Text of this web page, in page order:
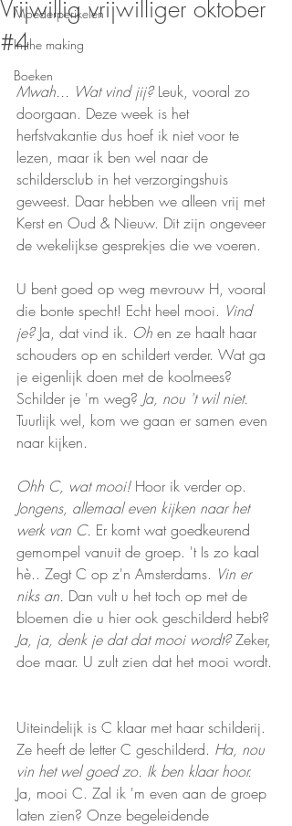
Moederperikelen
In the making
Boeken
Vrijwillig vrijwilliger oktober
#4
Mwah... Wat vind jij? Leuk, vooral zo
doorgaan. Deze week is het
herfstvakantie dus hoef ik niet voor te
lezen, maar ik ben wel naar de
schildersclub in het verzorgingshuis
geweest. Daar hebben we alleen vrij met
Kerst en Oud & Nieuw. Dit zijn ongeveer
de wekelijkse gesprekjes die we voeren.
U bent goed op weg mevrouw H, vooral
die bonte specht! Echt heel mooi. Vind
je? Ja, dat vind ik. Oh en ze haalt haar
schouders op en schildert verder. Wat ga
je eigenlijk doen met de koolmees?
Schilder je 'm weg? Ja, nou 't wil niet.
Tuurlijk wel, kom we gaan er samen even
naar kijken.
Ohh C, wat mooi! Hoor ik verder op.
Jongens, allemaal even kijken naar het
werk van C. Er komt wat goedkeurend
gemompel vanuit de groep. 't Is zo kaal
hè.. Zegt C op z'n Amsterdams. Vin er
niks an. Dan vult u het toch op met de
bloemen die u hier ook geschilderd hebt?
Ja, ja, denk je dat dat mooi wordt? Zeker,
doe maar. U zult zien dat het mooi wordt.
Uiteindelijk is C klaar met haar schilderij.
Ze heeft de letter C geschilderd. Ha, nou
vin het wel goed zo. Ik ben klaar hoor.
Ja, mooi C. Zal ik 'm even aan de groep
laten zien? Onze begeleidende